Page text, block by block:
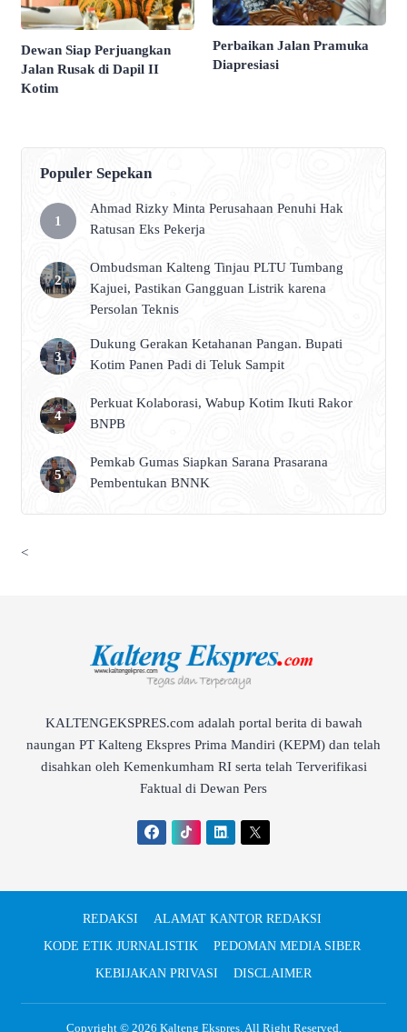
Dewan Siap Perjuangkan
Jalan Rusak di Dapil II
Kotim
Perbaikan Jalan Pramuka
Diapresiasi
Populer Sepekan
Ahmad Rizky Minta Perusahaan Penuhi Hak
Ratusan Eks Pekerja
Ombudsman Kalteng Tinjau PLTU Tumbang
Kajuei, Pastikan Gangguan Listrik karena
Persolan Teknis
Dukung Gerakan Ketahanan Pangan. Bupati
Kotim Panen Padi di Teluk Sampit
Perkuat Kolaborasi, Wabup Kotim Ikuti Rakor
BNPB
Pemkab Gumas Siapkan Sarana Prasarana
Pembentukan BNNK
<
KALTENGEKSPRES.com adalah portal berita di bawah
naungan PT Kalteng Ekspres Prima Mandiri (KEPM) dan telah
disahkan oleh Kemenkumham RI serta telah Terverifikasi
Faktual di Dewan Pers
REDAKSI
ALAMAT KANTOR REDAKSI
KODE ETIK JURNALISTIK
PEDOMAN MEDIA SIBER
KEBIJAKAN PRIVASI
DISCLAIMER
Copyright © 2026 Kalteng Ekspres. All Right Reserved.